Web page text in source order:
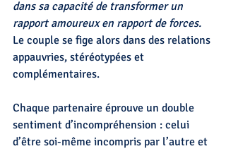
dans sa capacité de transformer un
rapport amoureux en rapport de forces.
Le couple se fige alors dans des relations
appauvries, stéréotypées et
complémentaires.
Chaque partenaire éprouve un double
sentiment d’incompréhension : celui
d’être soi-même incompris par l’autre et